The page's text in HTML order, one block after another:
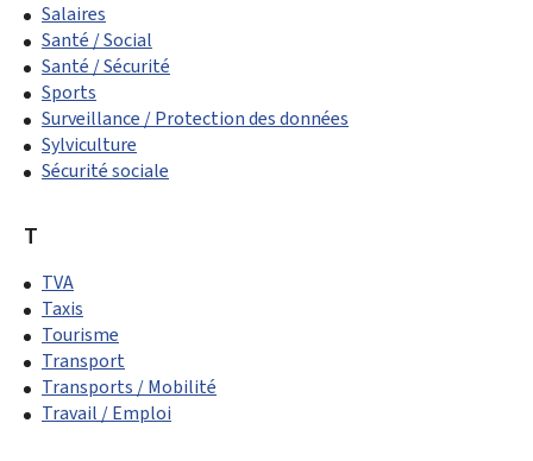
Salaires
Santé / Social
Santé / Sécurité
Sports
Surveillance / Protection des données
Sylviculture
Sécurité sociale
T
TVA
Taxis
Tourisme
Transport
Transports / Mobilité
Travail / Emploi